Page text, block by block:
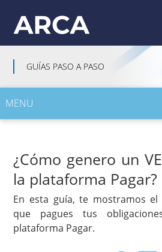
GUÍAS PASO A PASO
MENU
GUÍAS PASO A PASO POR TEMA
GUÍAS PASO A PASO POR PERFIL
¿Cómo genero un
la plataforma Pagar?
En esta guía, te mostramos
que pagues tus
plataforma Pagar.